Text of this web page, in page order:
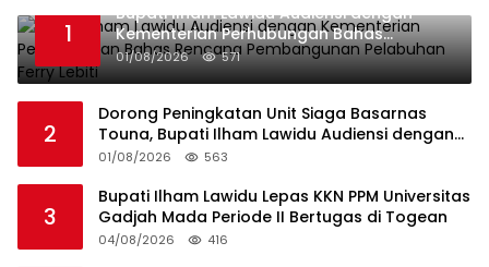
1
Bupati Ilham Lawidu Audiensi dengan
Kementerian Perhubungan Bahas
Rencana Pembangunan Pelabuhan Ferry
Lebiti
01/08/2026 571
2
Dorong Peningkatan Unit Siaga Basarnas
Touna, Bupati Ilham Lawidu Audiensi dengan
Basarnas Pusat
01/08/2026 563
3
Bupati Ilham Lawidu Lepas KKN PPM Universitas
Gadjah Mada Periode II Bertugas di Togean
04/08/2026 416